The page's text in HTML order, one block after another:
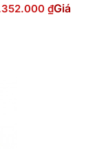
₫Giá